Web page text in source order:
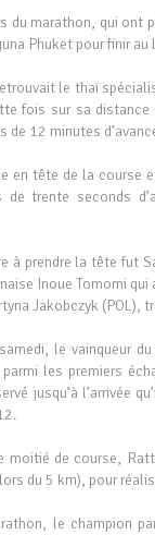
du marathon, qui ont
Phuket pour finir au
le thaï
fois sur sa distance
de 12 minutes
en tête de la course
trente seconds
à prendre la tête fut
Inoue Tomomi
Jakobczyk (POL),
le vainqueur
les premiers
jusqu’à l’arrivée
moitié de course,
du 5 km), pour
le champion